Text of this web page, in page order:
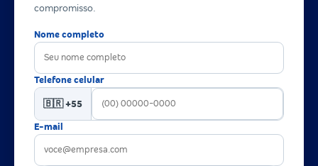
compromisso.
Nome completo
Telefone celular
🇧🇷 +55
E-mail